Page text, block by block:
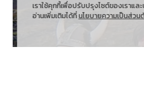
เราใช้คุกกี้เพื่อปรับปรุงไซต์ของเราแ
อ่านเพิ่มเติมได้ที่นโยบายความเป็นส่วน